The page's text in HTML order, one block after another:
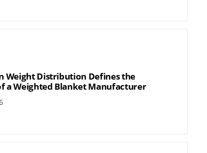
Weight Distribution Defines the
a Weighted Blanket Manufacturer